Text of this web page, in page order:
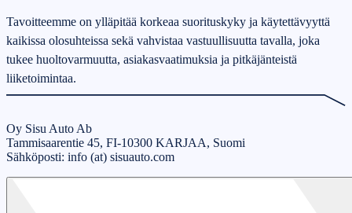
Tavoitteemme on ylläpitää korkeaa suorituskyky ja käytettävyyttä
kaikissa olosuhteissa sekä vahvistaa vastuullisuutta tavalla, joka
tukee huoltovarmuutta, asiakasvaatimuksia ja pitkäjänteistä
liiketoimintaa.
Oy Sisu Auto Ab
Tammisaarentie 45, FI-10300 KARJAA, Suomi
Sähköposti: info (at) sisuauto.com